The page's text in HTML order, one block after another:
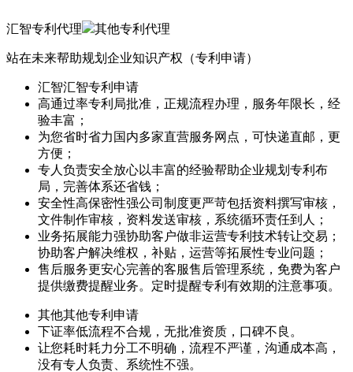
汇智专利代理 其他专利代理
站在未来帮助规划企业知识产权（专利申请）
汇智汇智专利申请
高通过率专利局批准，正规流程办理，服务年限长，经
验丰富；
为您省时省力 国内多家直营服务网点，可快递直邮，更
方便；
专人负责安全放心以丰富的经验帮助企业规划专利布
局，完善体系还省钱；
安全性高保密性强公司制度更严苛包括资料撰写审核，
文件制作审核，资料发送审核，系统循环责任到人；
业务拓展能力强协助客户做非运营专利技术转让交易；
协助客户解决维权，补贴，运营等拓展性专业问题；
售后服务更安心完善的客服售后管理系统，免费为客户
提供缴费提醒业务。定时提醒专利有效期的注意事项。
其他其他专利申请
下证率低流程不合规，无批准资质，口碑不良。
让您耗时耗力分工不明确，流程不严谨，沟通成本高，
没有专人负责、系统性不强。